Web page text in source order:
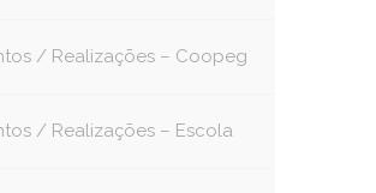
/ Realizações – Coopeg
/ Realizações – Escola